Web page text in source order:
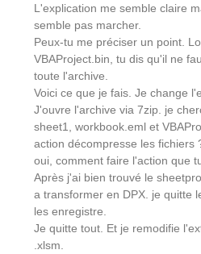
L'explication me semble claire
semble pas marcher.
Peux-tu me préciser un point.
VBAProject.bin, tu dis qu'il ne
toute l'archive.
Voici ce que je fais. Je change
J'ouvre l'archive via 7zip. je
sheet1, workbook.eml et
action décompresse les fichiers
oui, comment faire l'action que
Après j'ai bien trouvé le
a transformer en DPX. je quitte
les enregistre.
Je quitte tout. Et je remodifie
.xlsm.